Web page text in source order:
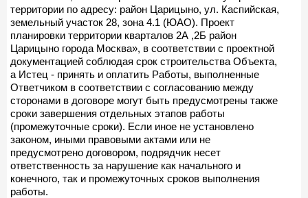
территории по адресу: район Царицыно, ул. Каспийская,
земельный участок 28, зона 4.1 (ЮАО). Проект
планировки территории кварталов 2А ,2Б район
Царицыно города Москва», в соответствии с проектной
документацией соблюдая срок строительства Объекта,
а Истец - принять и оплатить Работы, выполненные
Ответчиком в соответствии с согласованию между
сторонами в договоре могут быть предусмотрены также
сроки завершения отдельных этапов работы
(промежуточные сроки). Если иное не установлено
законом, иными правовыми актами или не
предусмотрено договором, подрядчик несет
ответственность за нарушение как начального и
конечного, так и промежуточных сроков выполнения
работы.